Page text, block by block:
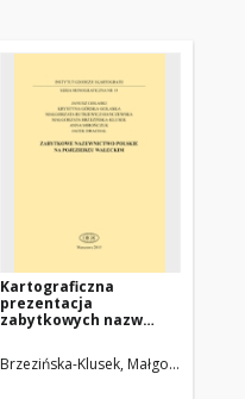
Kartograficzna
prezentacja
zabytkowych nazw
Brzezińska-Klusek, Małgorzata